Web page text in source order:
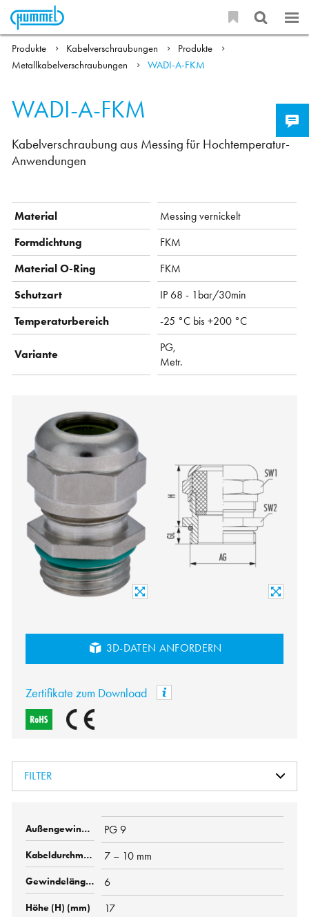
Produkte Kabelverschraubungen
Produkte
Metallkabelverschraubungen
WADI-A-FKM
WADI-A-FKM
Kabelverschraubung aus Messing für Hochtemperatur-
Anwendungen
Material
Messing vernickelt
Formdichtung
FKM
Material O-Ring
FKM
Schutzart
IP 68 - 1bar/30min
Temperaturbereich
-25 °C bis +200 °C
Variante
PG,
Metr.
3D-DATEN ANFORDERN
Zertifikate zum Download
FILTER
PG 9
7 – 10 mm
6
17